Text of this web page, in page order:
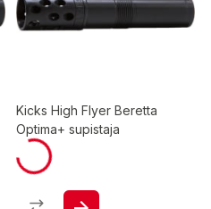
Kicks High Flyer Beretta
Optima+ supistaja